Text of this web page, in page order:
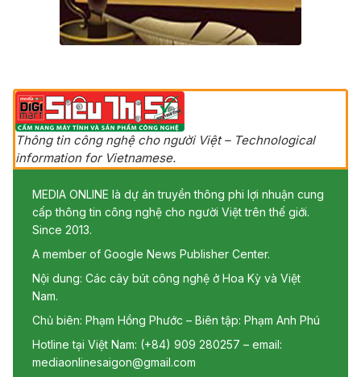
Thông tin công nghệ cho người Việt – Technological
information for Vietnamese.
MEDIA ONLINE là dự án truyền thông phi lợi nhuận cung
cấp thông tin công nghệ cho người Việt trên thế giới.
Since 2013.
A member of Google News Publisher Center.
Nội dung: Các cây bút công nghệ ở Hoa Kỳ và Việt
Nam.
Chủ biên: Phạm Hồng Phước – Biên tập: Phạm Anh Phú
Hotline tại Việt Nam: (+84) 909 280257 – email:
mediaonlinesaigon@gmail.com